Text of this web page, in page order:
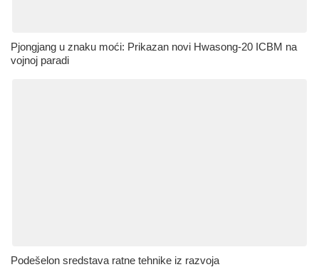
Pjongjang u znaku moći: Prikazan novi Hwasong-20 ICBM na
vojnoj paradi
Podešelon sredstava ratne tehnike iz razvoja